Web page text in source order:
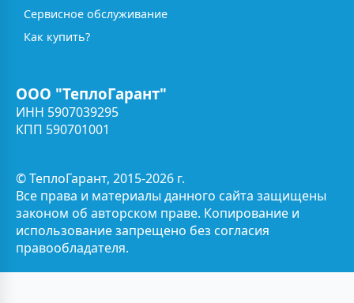
Сервисное обслуживание
Как купить?
ООО "ТеплоГарант"
ИНН 5907039295
КПП 590701001
© ТеплоГарант, 2015-2026 г.
Все права и материалы данного сайта защищены
законом об авторском праве. Копирование и
использование запрещено без согласия
правообладателя.